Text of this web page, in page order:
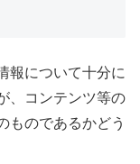
報について十分に
、コンテンツ等の
ものであるかどう